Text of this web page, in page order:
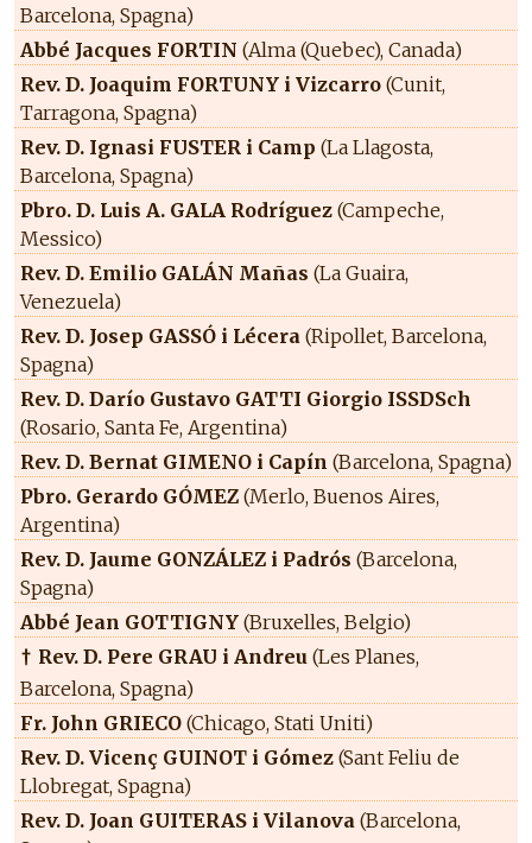
Barcelona, Spagna)
Abbé Jacques FORTIN (Alma (Quebec), Canada)
Rev. D. Joaquim FORTUNY i Vizcarro (Cunit,
Tarragona, Spagna)
Rev. D. Ignasi FUSTER i Camp (La Llagosta,
Barcelona, Spagna)
Pbro. D. Luis A. GALA Rodríguez (Campeche,
Messico)
Rev. D. Emilio GALÁN Mañas (La Guaira,
Venezuela)
Rev. D. Josep GASSÓ i Lécera (Ripollet, Barcelona,
Spagna)
Rev. D. Darío Gustavo GATTI Giorgio ISSDSch
(Rosario, Santa Fe, Argentina)
Rev. D. Bernat GIMENO i Capín (Barcelona, Spagna)
Pbro. Gerardo GÓMEZ (Merlo, Buenos Aires,
Argentina)
Rev. D. Jaume GONZÁLEZ i Padrós (Barcelona,
Spagna)
Abbé Jean GOTTIGNY (Bruxelles, Belgio)
† Rev. D. Pere GRAU i Andreu (Les Planes,
Barcelona, Spagna)
Fr. John GRIECO (Chicago, Stati Uniti)
Rev. D. Vicenç GUINOT i Gómez (Sant Feliu de
Llobregat, Spagna)
Rev. D. Joan GUITERAS i Vilanova (Barcelona,